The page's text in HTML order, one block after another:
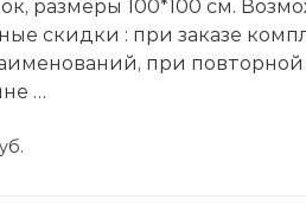
размеры 100*100 см.
скидки : при заказе
при повторной